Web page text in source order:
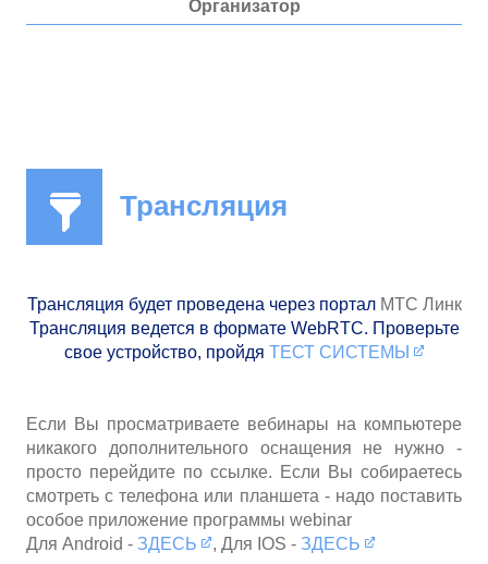
Организатор
Трансляция
Трансляция будет проведена через портал МТС Линк
Трансляция ведется в формате WebRTC. Проверьте
свое устройство, пройдя ТЕСТ СИСТЕМЫ​​
Если Вы просматриваете вебинары на компьютере
никакого дополнительного оснащения не нужно -
просто перейдите по ссылке. Если Вы собираетесь
смотреть с телефона или планшета - надо поставить
особое приложение программы webinar
Для Android - ЗДЕСЬ​​ , Для IOS - ЗДЕСЬ​​